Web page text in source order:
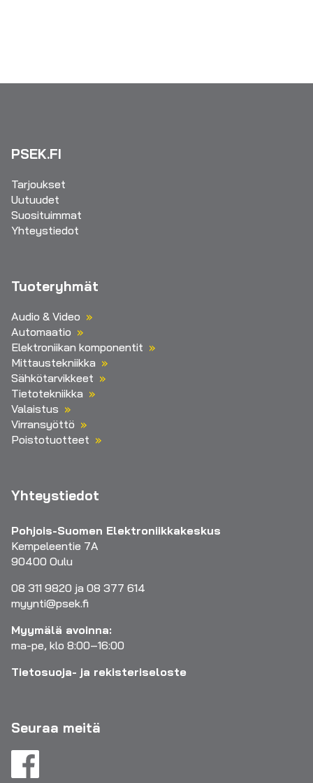
PSEK.FI
Tarjoukset
Uutuudet
Suosituimmat
Yhteystiedot
Tuoteryhmät
Audio & Video
Automaatio
Elektroniikan komponentit
Mittaustekniikka
Sähkötarvikkeet
Tietotekniikka
Valaistus
Virransyöttö
Poistotuotteet
Yhteystiedot
Pohjois-Suomen Elektroniikkakeskus
Kempeleentie 7A
90400 Oulu
08 311 9820 ja 08 377 614
myynti@psek.fi
Myymälä avoinna:
ma-pe, klo 8:00–16:00
Tietosuoja- ja rekisteriseloste
Seuraa meitä